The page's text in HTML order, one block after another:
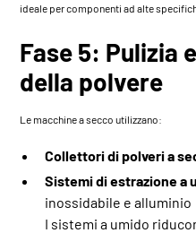
ideale per componenti ad alte
Fase 5: Pulizia
della polvere
Le macchine a secco utilizzano:
Collettori di polveri a
Sistemi di estrazione a
inossidabile e alluminio
I sistemi a umido